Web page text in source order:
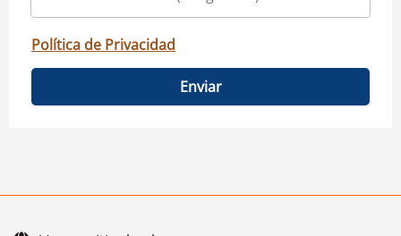
Política de Privacidad
Enviar